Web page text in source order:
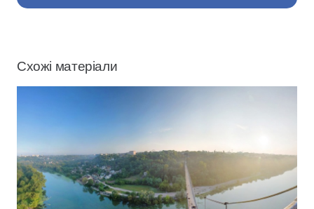
Схожі матеріали